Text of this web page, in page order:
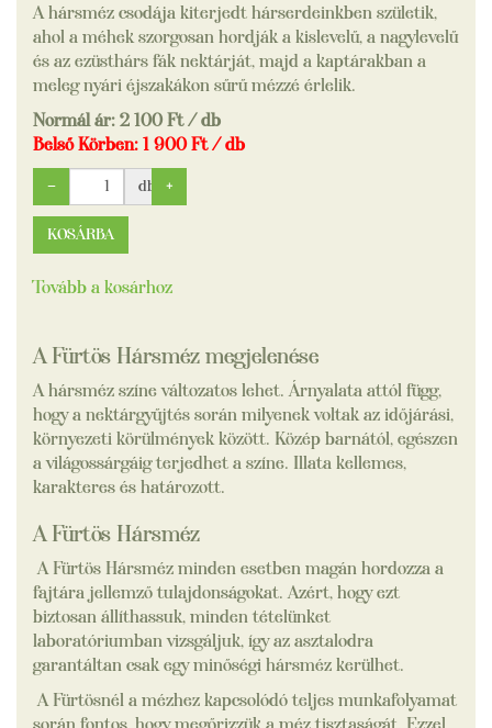
A hársméz csodája kiterjedt hárserdeinkben születik,
ahol a méhek szorgosan hordják a kislevelű, a nagylevelű
és az ezüsthárs fák nektárját, majd a kaptárakban a
meleg nyári éjszakákon sűrű mézzé érlelik.
Normál ár: 2 100 Ft / db
Belső Körben: 1 900Ft / db
− db +
KOSÁRBA
Tovább a kosárhoz
A Fürtös Hársméz megjelenése
A hársméz színe változatos lehet. Árnyalata attól függ,
hogy a nektárgyűjtés során milyenek voltak az időjárási,
környezeti körülmények között. Közép barnától, egészen
a világossárgáig terjedhet a színe. Illata kellemes,
karakteres és határozott.
A Fürtös Hársméz
A Fürtös Hársméz minden esetben magán hordozza a
fajtára jellemző tulajdonságokat. Azért, hogy ezt
biztosan állíthassuk, minden tételünket
laboratóriumban vizsgáljuk, így az asztalodra
garantáltan csak egy minőségi hársméz kerülhet.
A Fürtösnél a mézhez kapcsolódó teljes munkafolyamat
során fontos, hogy megőrizzük a méz tisztaságát. Ezzel